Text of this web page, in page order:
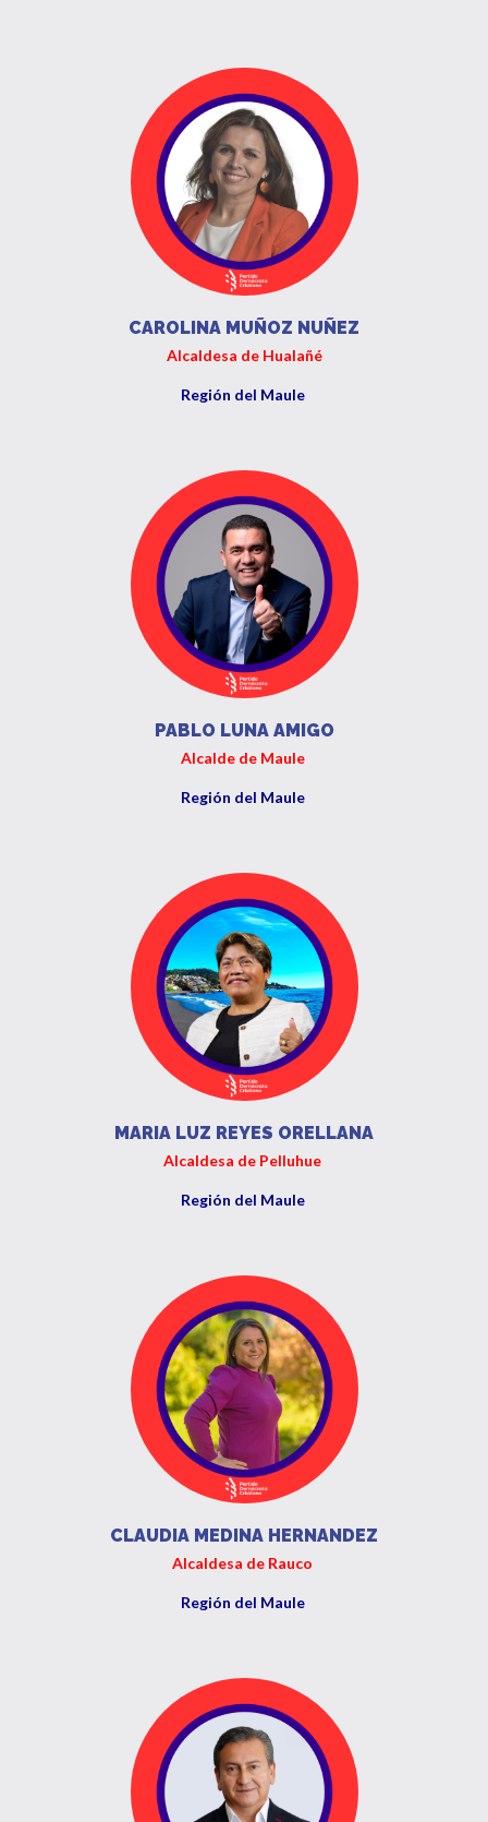
CAROLINA MUÑOZ NUÑEZ
Alcaldesa de Hualañé
Región del Maule
PABLO LUNA AMIGO
Alcalde de Maule
Región del Maule
MARIA LUZ REYES ORELLANA
Alcaldesa de Pelluhue
Región del Maule
CLAUDIA MEDINA HERNANDEZ
Alcaldesa de Rauco
Región del Maule